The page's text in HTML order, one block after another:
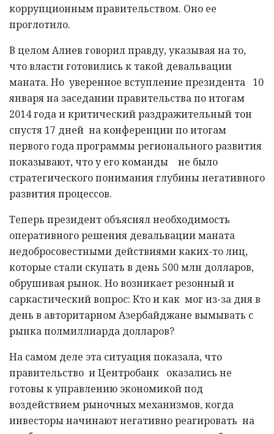
коррупционным правительством. Оно ее
проглотило.
В целом Алиев говорил правду, указывая на то,
что власти готовились к такой девальвации
маната. Но уверенное вступление президента 10
января на заседании правительства по итогам
2014 года и критический раздражительный тон
спустя 17 дней на конференции по итогам
первого года программы регионального развития
показывают, что у его команды не было
стратегического понимания глубины негативного
развития процессов.
Теперь президент объяснял необходимость
оперативного решения девальвации маната
недобросовестными действиями каких-то лиц,
которые стали скупать в день 500 млн долларов,
обрушивая рынок. Но возникает резонный и
саркастический вопрос: Кто и как мог из-за дня в
день в авторитарном Азербайджане вымывать с
рынка полмиллиарда долларов?
На самом деле эта ситуация показала, что
правительство и Центробанк оказались не
готовы к управлению экономикой под
воздействием рыночных механизмов, когда
инвесторы начинают негативно реагировать на